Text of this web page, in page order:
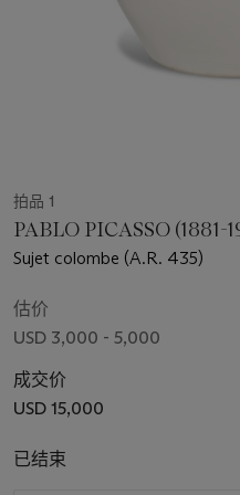
拍品 1
PABLO PICASSO (1881-
Sujet colombe (A.R. 435)
估价
USD 3,000 - 5,000
成交价
USD 15,000
已结束